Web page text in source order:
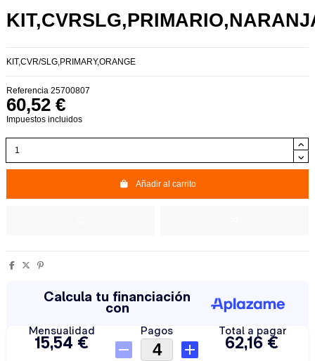
KIT,CVR/SLG,PRIMARY,ORANGE
Referencia 25700807
60,52 €
Impuestos incluidos
Añadir al carrito